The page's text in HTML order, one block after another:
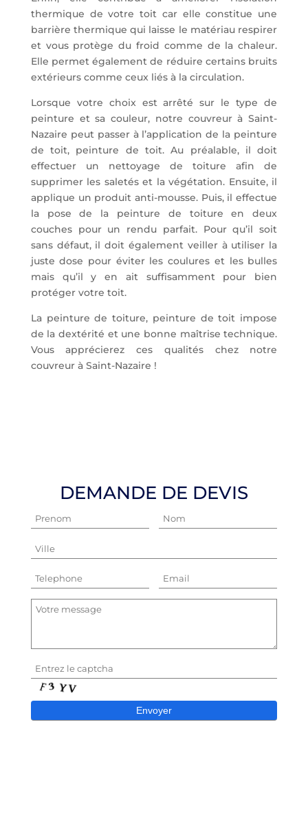
thermique de votre toit car elle constitue une
barrière thermique qui laisse le matériau respirer
et vous protège du froid comme de la chaleur.
Elle permet également de réduire certains bruits
extérieurs comme ceux liés à la circulation.
Lorsque votre choix est arrêté sur le type de
peinture et sa couleur, notre couvreur à Saint-
Nazaire peut passer à l’application de la peinture
de toit, peinture de toit. Au préalable, il doit
effectuer un nettoyage de toiture afin de
supprimer les saletés et la végétation. Ensuite, il
applique un produit anti-mousse. Puis, il effectue
la pose de la peinture de toiture en deux
couches pour un rendu parfait. Pour qu’il soit
sans défaut, il doit également veiller à utiliser la
juste dose pour éviter les coulures et les bulles
mais qu’il y en ait suffisamment pour bien
protéger votre toit.
La peinture de toiture, peinture de toit impose
de la dextérité et une bonne maîtrise technique.
Vous apprécierez ces qualités chez notre
couvreur à Saint-Nazaire !
DEMANDE DE DEVIS